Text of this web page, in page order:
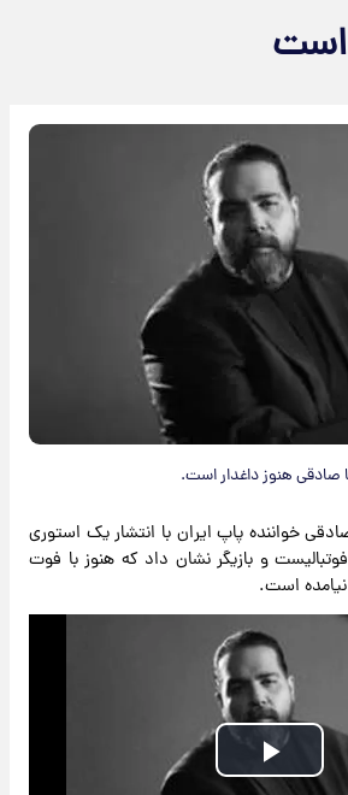
است
هنوز داغدار است.
خواننده پاپ ایران با انتشار یک استوری
و بازیگر نشان داد که هنوز با فوت
است.
Play